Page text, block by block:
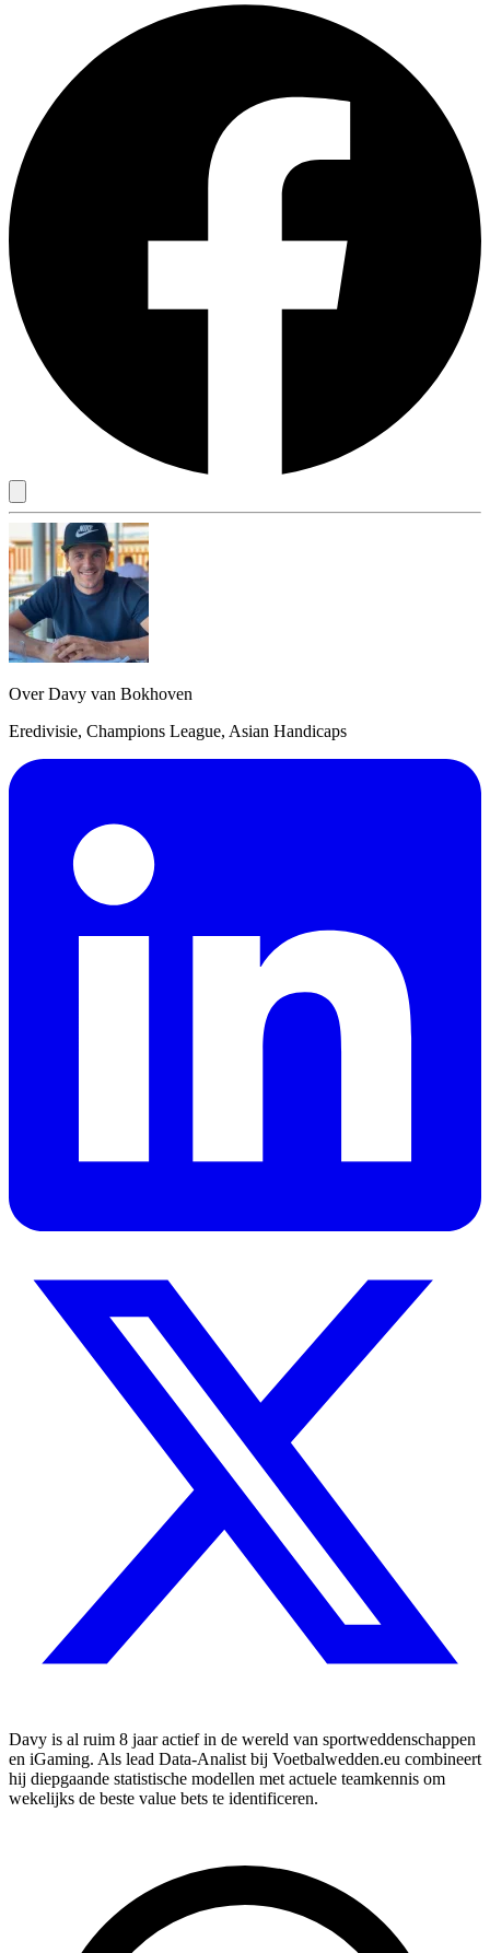
Over Davy van Bokhoven
Eredivisie, Champions League, Asian Handicaps
Davy is al ruim 8 jaar actief in de wereld van sportweddenschappen
en iGaming. Als lead Data-Analist bij Voetbalwedden.eu combineert
hij diepgaande statistische modellen met actuele teamkennis om
wekelijks de beste value bets te identificeren.